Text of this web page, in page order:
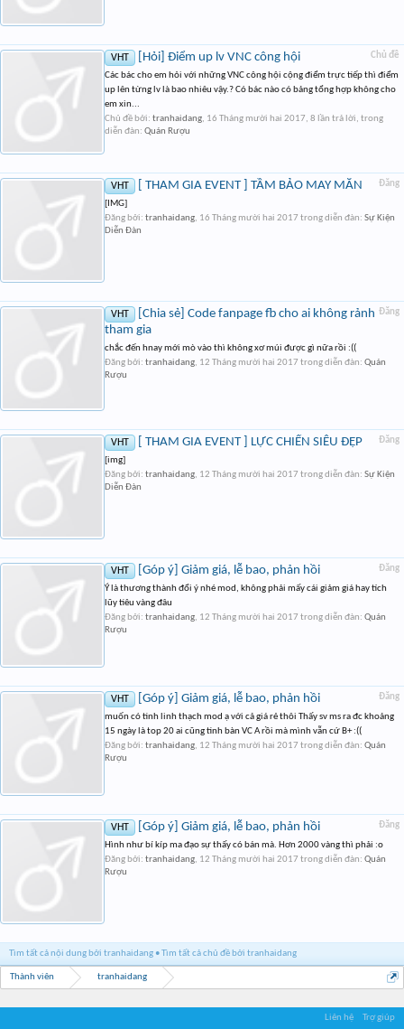
Chủ đề
VHT [Hỏi] Điểm up lv VNC công hội
Các bác cho em hỏi với những VNC công hội cộng điểm trực tiếp thì điểm
up lên từng lv là bao nhiêu vậy.? Có bác nào có bảng tổng hợp không cho
em xin...
Chủ đề bởi: tranhaidang, 16 Tháng mười hai 2017, 8 lần trả lời, trong
diễn đàn: Quán Rượu
Đăng
VHT [ THAM GIA EVENT ] TẦM BẢO MAY MẮN
[IMG]
Đăng bởi: tranhaidang, 16 Tháng mười hai 2017 trong diễn đàn: Sự Kiện
Diễn Đàn
Đăng
VHT
[Chia sẻ] Code fanpage fb cho ai không rảnh
tham gia
chắc đến hnay mới mò vào thì không xơ múi được gì nữa rồi :((
Đăng bởi: tranhaidang, 12 Tháng mười hai 2017 trong diễn đàn: Quán
Rượu
Đăng
VHT [ THAM GIA EVENT ] LỰC CHIẾN SIÊU ĐẸP
[img]
Đăng bởi: tranhaidang, 12 Tháng mười hai 2017 trong diễn đàn: Sự Kiện
Diễn Đàn
Đăng
VHT [Góp ý] Giảm giá, lễ bao, phản hồi
Ý là thương thành đổi ý nhé mod, không phải mấy cái giảm giá hay tích
lũy tiêu vàng đâu
Đăng bởi: tranhaidang, 12 Tháng mười hai 2017 trong diễn đàn: Quán
Rượu
Đăng
VHT [Góp ý] Giảm giá, lễ bao, phản hồi
muốn có tinh linh thạch mod ạ với cả giá rẻ thôi Thấy sv ms ra đc khoảng
15 ngày là top 20 ai cũng tinh bàn VC A rồi mà mình vẫn cứ B+ :((
Đăng bởi: tranhaidang, 12 Tháng mười hai 2017 trong diễn đàn: Quán
Rượu
Đăng
VHT [Góp ý] Giảm giá, lễ bao, phản hồi
Hình như bí kíp ma đạo sự thấy có bán mà. Hơn 2000 vàng thì phải :o
Đăng bởi: tranhaidang, 12 Tháng mười hai 2017 trong diễn đàn: Quán
Rượu
Tìm tất cả nội dung bởi tranhaidang Tìm tất cả chủ đề bởi tranhaidang
Thành viên tranhaidang
Liên hệ Trợ giúp